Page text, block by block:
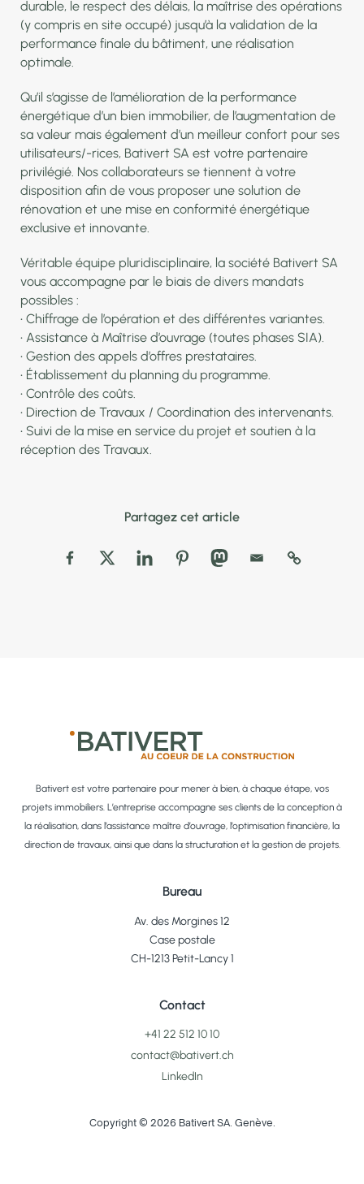
durable, le respect des délais, la maîtrise des opérations
(y compris en site occupé) jusqu’à la validation de la
performance finale du bâtiment, une réalisation
optimale.
Qu’il s’agisse de l’amélioration de la performance
énergétique d’un bien immobilier, de l’augmentation de
sa valeur mais également d’un meilleur confort pour ses
utilisateurs/-rices, Bativert SA est votre partenaire
privilégié. Nos collaborateurs se tiennent à votre
disposition afin de vous proposer une solution de
rénovation et une mise en conformité énergétique
exclusive et innovante.
Véritable équipe pluridisciplinaire, la société Bativert SA
vous accompagne par le biais de divers mandats
possibles :
• Chiffrage de l’opération et des différentes variantes.
• Assistance à Maîtrise d’ouvrage (toutes phases SIA).
• Gestion des appels d’offres prestataires.
• Établissement du planning du programme.
• Contrôle des coûts.
• Direction de Travaux / Coordination des intervenants.
• Suivi de la mise en service du projet et soutien à la
réception des Travaux.
Partagez cet article
Bativert est votre partenaire pour mener à bien, à chaque étape, vos
projets immobiliers. L’entreprise accompagne ses clients de la conception à
la réalisation, dans l’assistance maître d’ouvrage, l’optimisation financière, la
direction de travaux, ainsi que dans la structuration et la gestion de projets.
Bureau
Av. des Morgines 12
Case postale
CH-1213 Petit-Lancy 1
Contact
+41 22 512 10 10
contact@bativert.ch
LinkedIn
Copyright © 2026 Bativert SA. Genève.